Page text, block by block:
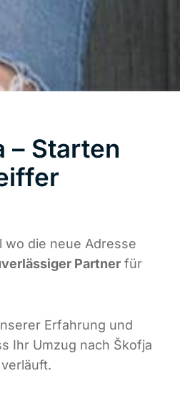
– Starten
wo die neue Adresse
Partner für
Erfahrung und
Ihr Umzug nach Škofja